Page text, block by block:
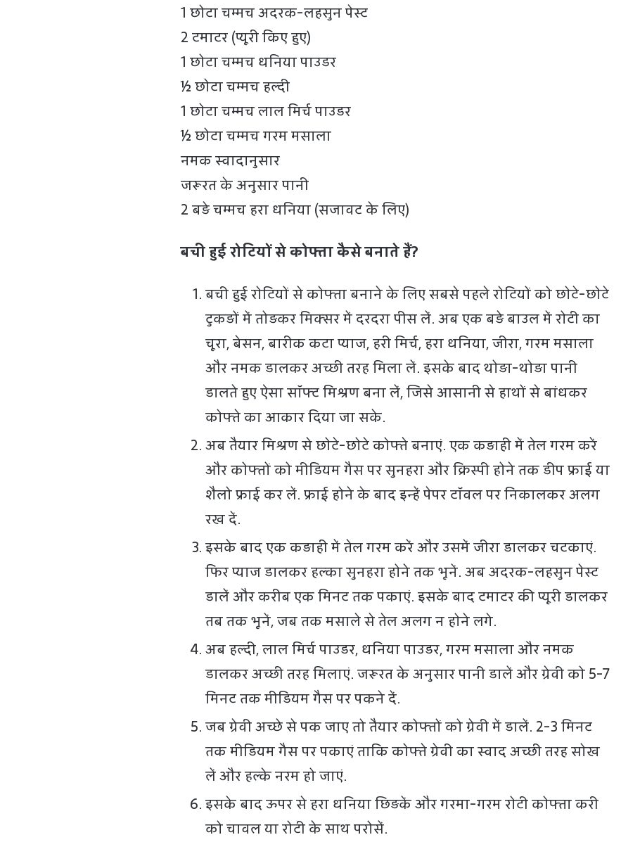
1 छोटा चम्मच अदरक-लहसुन पेस्ट
2 टमाटर (प्यूरी किए हुए)
1 छोटा चम्मच धनिया पाउडर
½ छोटा चम्मच हल्दी
1 छोटा चम्मच लाल मिर्च पाउडर
½ छोटा चम्मच गरम मसाला
नमक स्वादानुसार
जरूरत के अनुसार पानी
2 बड़े चम्मच हरा धनिया (सजावट के लिए)
बची हुई रोटियों से कोफ्ता कैसे बनाते हैं?
बची हुई रोटियों से कोफ्ता बनाने के लिए सबसे पहले रोटियों को छोटे-छोटे
टुकड़ों में तोड़कर मिक्सर में दरदरा पीस लें. अब एक बड़े बाउल में रोटी का
चूरा, बेसन, बारीक कटा प्याज, हरी मिर्च, हरा धनिया, जीरा, गरम मसाला
और नमक डालकर अच्छी तरह मिला लें. इसके बाद थोड़ा-थोड़ा पानी
डालते हुए ऐसा सॉफ्ट मिश्रण बना लें, जिसे आसानी से हाथों से बांधकर
कोफ्ते का आकार दिया जा सके.
अब तैयार मिश्रण से छोटे-छोटे कोफ्ते बनाएं. एक कड़ाही में तेल गरम करें
और कोफ्तों को मीडियम गैस पर सुनहरा और क्रिस्पी होने तक डीप फ्राई या
शैलो फ्राई कर लें. फ्राई होने के बाद इन्हें पेपर टॉवल पर निकालकर अलग
रख दें.
इसके बाद एक कड़ाही में तेल गरम करें और उसमें जीरा डालकर चटकाएं.
फिर प्याज डालकर हल्का सुनहरा होने तक भूनें. अब अदरक-लहसुन पेस्ट
डालें और करीब एक मिनट तक पकाएं. इसके बाद टमाटर की प्यूरी डालकर
तब तक भूनें, जब तक मसाले से तेल अलग न होने लगे.
अब हल्दी, लाल मिर्च पाउडर, धनिया पाउडर, गरम मसाला और नमक
डालकर अच्छी तरह मिलाएं. जरूरत के अनुसार पानी डालें और ग्रेवी को 5-7
मिनट तक मीडियम गैस पर पकने दें.
जब ग्रेवी अच्छे से पक जाए तो तैयार कोफ्तों को ग्रेवी में डालें. 2-3 मिनट
तक मीडियम गैस पर पकाएं ताकि कोफ्ते ग्रेवी का स्वाद अच्छी तरह सोख
लें और हल्के नरम हो जाएं.
इसके बाद ऊपर से हरा धनिया छिड़कें और गरमा-गरम रोटी कोफ्ता करी
को चावल या रोटी के साथ परोसें.